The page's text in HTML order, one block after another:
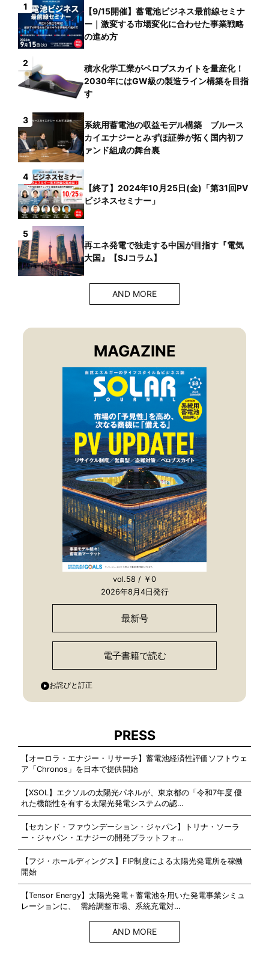
1
【9/15開催】蓄電池ビジネス最前線セミナ
ー｜激変する市場変化に合わせた事業戦略
の進め方
2
積水化学工業がペロブスカイトを量産化！
2030年にはGW級の製造ライン構築を目指
す
3
系統用蓄電池の収益モデル構築 ブルース
カイエナジーとみずほ証券が拓く国内初フ
ァンド組成の舞台裏
4
【終了】2024年10月25日(金)「第31回PV
ビジネスセミナー」
5
再エネ発電で独走する中国が目指す『電気
大国』【SJコラム】
AND MORE
MAGAZINE
vol.58 / ￥0
2026年8月4日発行
最新号
電子書籍で読む
お詫びと訂正
PRESS
【オーロラ・エナジー・リサーチ】蓄電池経済性評価ソフトウェ
ア「Chronos」を日本で提供開始
【XSOL】エクソルの太陽光パネルが、東京都の「令和7年度 優
れた機能性を有する太陽光発電システムの認…
【セカンド・ファウンデーション・ジャパン】トリナ・ソーラ
ー・ジャパン・エナジーの開発プラットフォ…
【フジ・ホールディングス】FIP制度による太陽光発電所を稼働
開始
【Tensor Energy】太陽光発電＋蓄電池を用いた発電事業シミュ
レーションに、 需給調整市場、系統充電対…
AND MORE